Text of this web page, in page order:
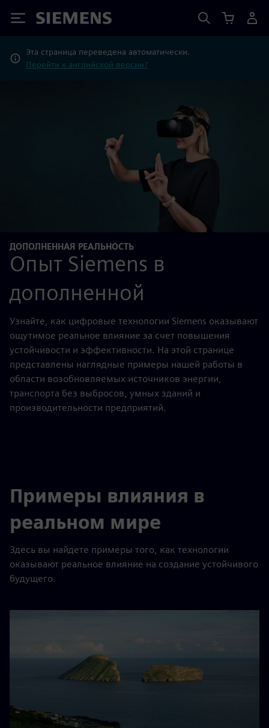
Siemens
Эта страница переведена автоматически.
Перейти к английской версии?
ДОПОЛНЕННАЯ РЕАЛЬНОСТЬ
Опыт Siemens в
дополненной
Узнайте, как цифровые технологии Siemens оказывают
ощутимое реальное влияние за счет повышения
устойчивости и эффективности. На этой странице
представлены наглядные примеры нашей работы в
области возобновляемых источников энергии,
транспорта без выбросов, умных зданий и
производительности предприятий.
Примеры влияния в
реальном мире
Здесь вы найдете примеры того, как технологии
оказывают реальное влияние на создание устойчивого
будущего.